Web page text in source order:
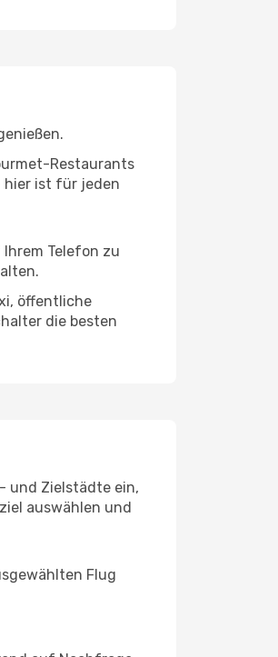
Restaurants
hier ist für jeden
Telefon zu
öffentliche
die besten
und Zielstädte ein,
auswählen und
Flug